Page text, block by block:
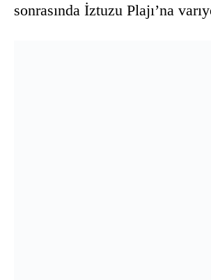
sonrasında İztuzu Plajı’na